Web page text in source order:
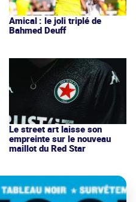
Amical : le joli triplé de
Bahmed Deuff
Le street art laisse son
empreinte sur le nouveau
maillot du Red Star